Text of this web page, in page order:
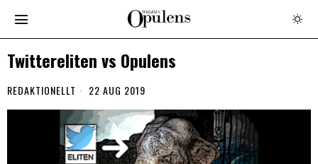
Twittereliten vs Opulens
REDAKTIONELLT 22 AUG 2019